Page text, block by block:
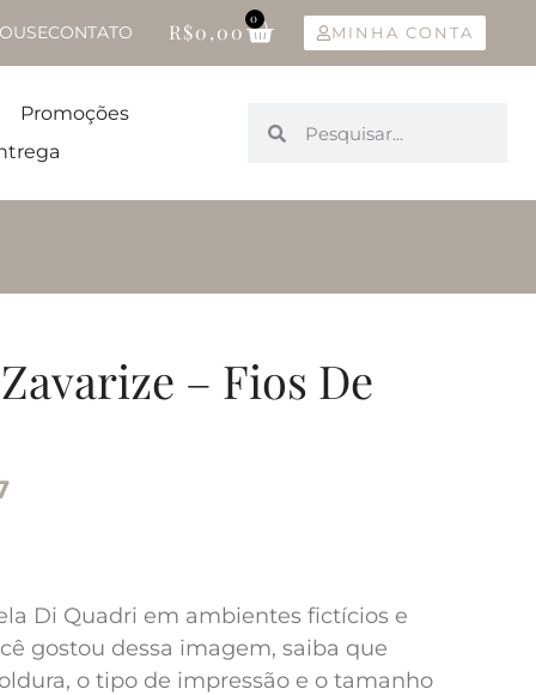
CONTATO R$0,00
0
MINHA CONTA
Promoções
– Fios De
Di Quadri em ambientes fictícios e
gostou dessa imagem, saiba que
o tipo de impressão e o tamanho